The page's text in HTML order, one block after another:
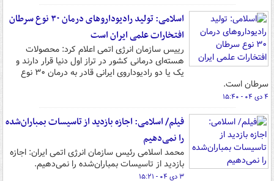
اسلامی: تولید رادیوداروهای درمان ۳۰ نوع سرطان
افتخارات علمی ایران است
رییس سازمان انرژی اتمی اعلام کرد: محصولات
هسته‌ای درمانی کشور در تراز اول دنیا قرار دارند و
یک یا دو رادیوداروی ایرانی قادر به درمان ۳۰ نوع
سرطان است.
۴ دی ۰۴ - ۱۵:۴۰
فیلم/ اسلامی: اجازه بازدید از تاسیسات بمباران‌شده
را نمی‌دهیم
محمد اسلامی رئیس سازمان انرژی اتمی ایران: اجازه
بازدید از تاسیسات بمباران‌شده را نمی‌دهیم.
۳ دی ۰۴ - ۱۵:۲۱